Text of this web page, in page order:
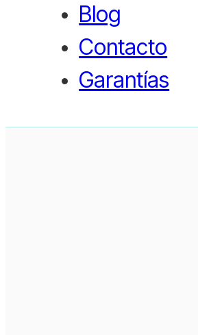
Blog
Contacto
Garantías